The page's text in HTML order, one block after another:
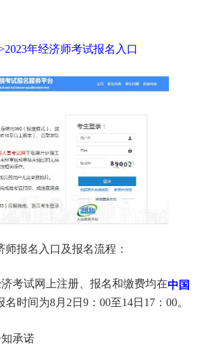
年经济师考试报名入口
师报名入口及报名流程：
考试网上注册、报名和缴费均在中国
名时间为8月2日9：00至14日17：00。
承诺